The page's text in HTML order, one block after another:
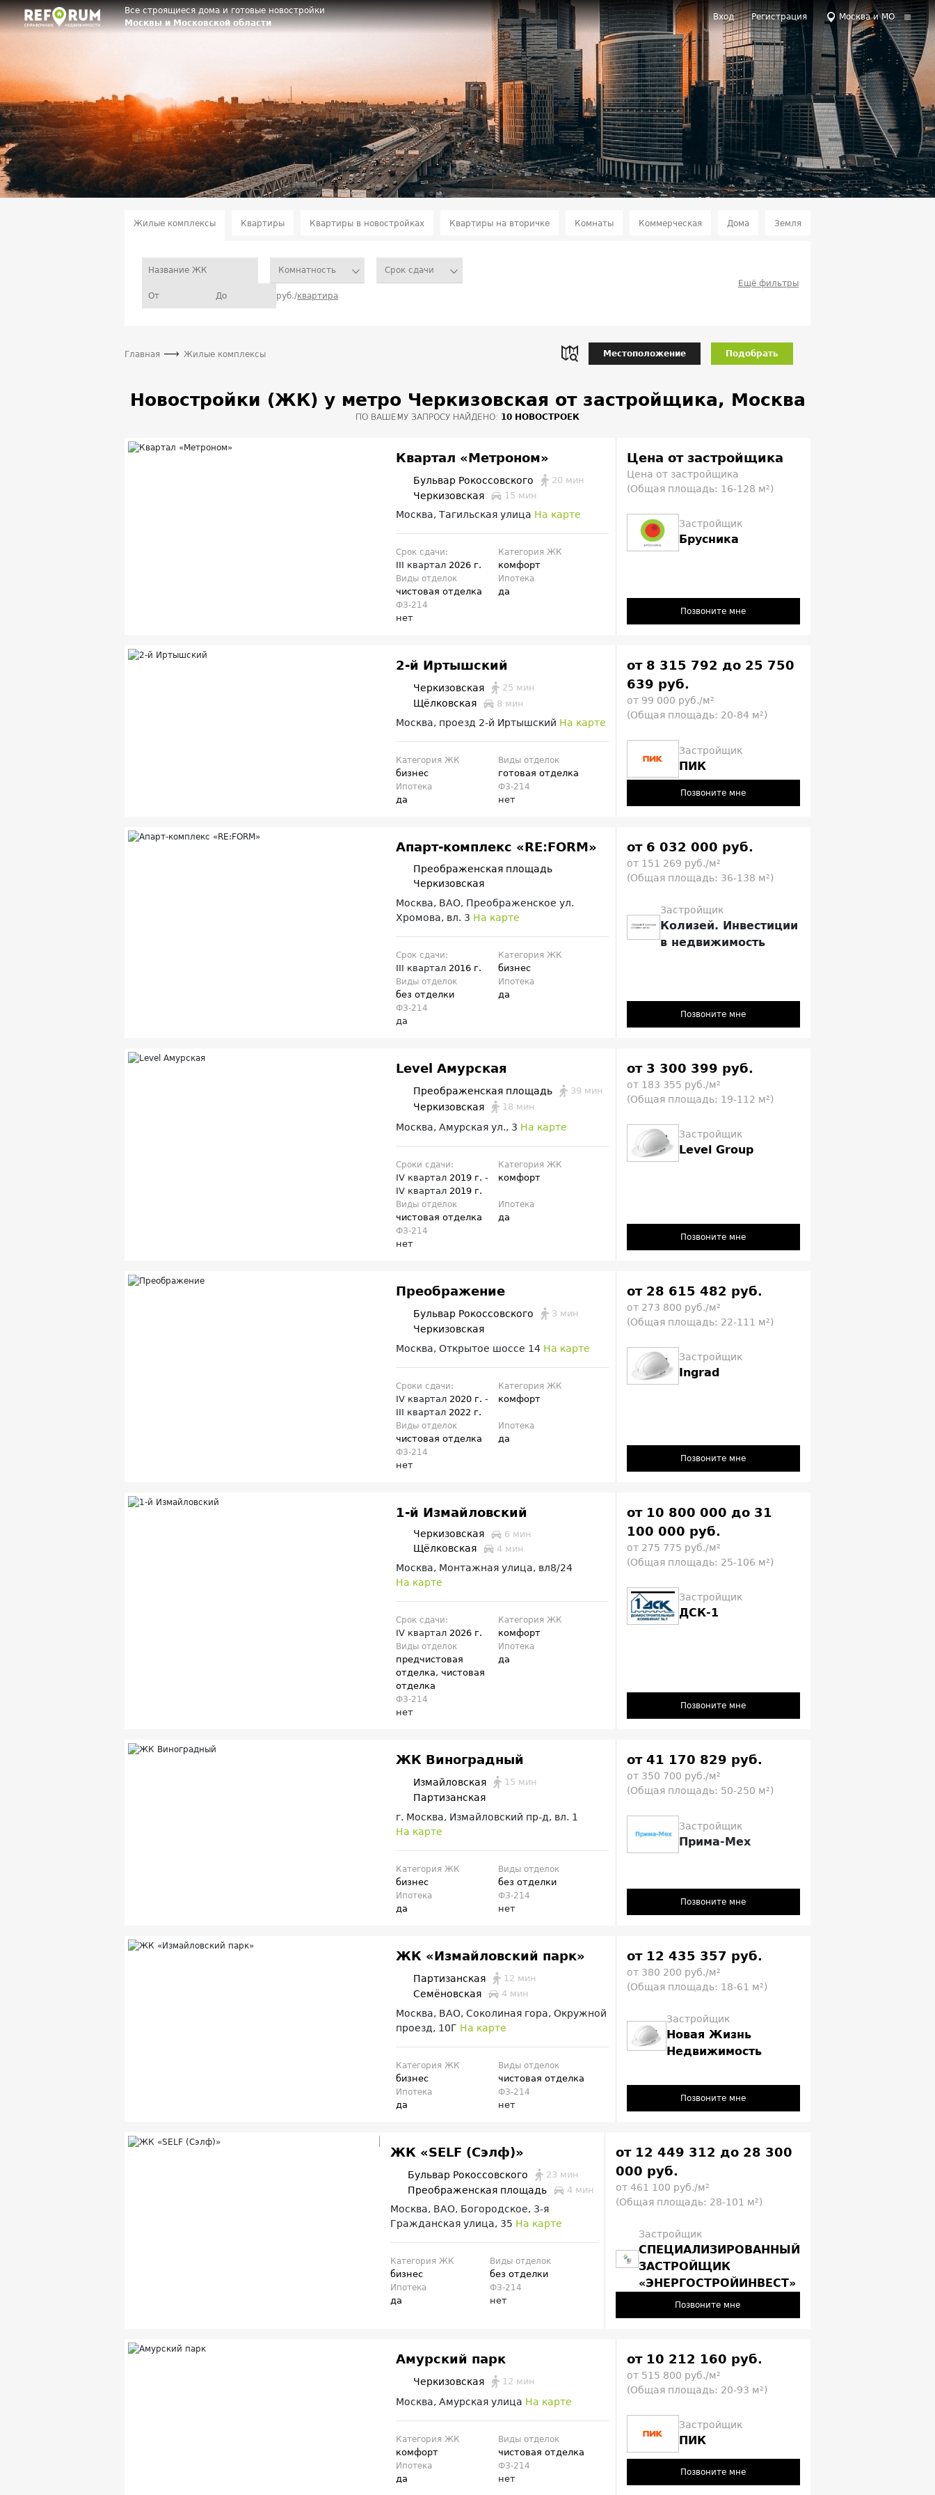
Все строящиеся дома и готовые новостройки
Москвы и Московской области
Вход Регистрация Москва и МО
Жилые комплексы Квартиры Квартиры в новостройках Квартиры на вторичке Комнаты Коммерческая Дома Земля
Комнатность Срок сдачи
руб./квартира
Ещё фильтры
Местоположение Подобрать
Главная Жилые комплексы
Новостройки (ЖК) у метро Черкизовская от застройщика, Москва
ПО ВАШЕМУ ЗАПРОСУ НАЙДЕНО: 10 НОВОСТРОЕК
Квартал «Метроном»
Бульвар Рокоссовского 20 мин
Черкизовская 15 мин
Москва, Тагильская улица На карте
Срок сдачи:
III квартал 2026 г.
Категория ЖК
комфорт
Виды отделок
чистовая отделка
Ипотека
да
ФЗ-214
нет
Цена от застройщика
Цена от застройщика
(Общая площадь: 16-128 м²)
Застройщик
Брусника
Позвоните мне
2-й Иртышский
Черкизовская 25 мин
Щёлковская 8 мин
Москва, проезд 2-й Иртышский На карте
Категория ЖК
бизнес
Виды отделок
готовая отделка
Ипотека
да
ФЗ-214
нет
от 8 315 792 до 25 750
639 руб.
от 99 000 руб./м²
(Общая площадь: 20-84 м²)
Застройщик
ПИК
Позвоните мне
Апарт-комплекс «RE:FORM»
Преображенская площадь
Черкизовская
Москва, ВАО, Преображенское ул.
Хромова, вл. 3 На карте
Срок сдачи:
III квартал 2016 г.
Категория ЖК
бизнес
Виды отделок
без отделки
Ипотека
да
ФЗ-214
да
от 6 032 000 руб.
от 151 269 руб./м²
(Общая площадь: 36-138 м²)
Застройщик
Колизей. Инвестиции
в недвижимость
Позвоните мне
Level Амурская
Преображенская площадь 39 мин
Черкизовская 18 мин
Москва, Амурская ул., 3 На карте
Сроки сдачи:
IV квартал 2019 г.-
IV квартал 2019 г.
Категория ЖК
комфорт
Виды отделок
чистовая отделка
Ипотека
да
ФЗ-214
нет
от 3 300 399 руб.
от 183 355 руб./м²
(Общая площадь: 19-112 м²)
Застройщик
Level Group
Позвоните мне
Преображение
Бульвар Рокоссовского 3 мин
Черкизовская
Москва, Открытое шоссе 14 На карте
Сроки сдачи:
IV квартал 2020 г.-
III квартал 2022 г.
Категория ЖК
комфорт
Виды отделок
чистовая отделка
Ипотека
да
ФЗ-214
нет
от 28 615 482 руб.
от 273 800 руб./м²
(Общая площадь: 22-111 м²)
Застройщик
Ingrad
Позвоните мне
1‑й Измайловский
Черкизовская 6 мин
Щёлковская 4 мин
Москва, Монтажная улица, вл8/24
На карте
Срок сдачи:
IV квартал 2026 г.
Категория ЖК
комфорт
Виды отделок
предчистовая
отделка, чистовая
отделка
Ипотека
да
ФЗ-214
нет
от 10 800 000 до 31
100 000 руб.
от 275 775 руб./м²
(Общая площадь: 25-106 м²)
Застройщик
ДСК-1
Позвоните мне
ЖК Виноградный
Измайловская 15 мин
Партизанская
г. Москва, Измайловский пр-д, вл. 1
На карте
Категория ЖК
бизнес
Виды отделок
без отделки
Ипотека
да
ФЗ-214
нет
от 41 170 829 руб.
от 350 700 руб./м²
(Общая площадь: 50-250 м²)
Застройщик
Прима-Мех
Позвоните мне
ЖК «Измайловский парк»
Партизанская 12 мин
Семёновская 4 мин
Москва, ВАО, Соколиная гора, Окружной
проезд, 10Г На карте
Категория ЖК
бизнес
Виды отделок
чистовая отделка
Ипотека
да
ФЗ-214
нет
от 12 435 357 руб.
от 380 200 руб./м²
(Общая площадь: 18-61 м²)
Застройщик
Новая Жизнь
Недвижимость
Позвоните мне
ЖК «SELF (Сэлф)»
Бульвар Рокоссовского 23 мин
Преображенская площадь 4 мин
Москва, ВАО, Богородское, 3-я
Гражданская улица, 35 На карте
Категория ЖК
бизнес
Виды отделок
без отделки
Ипотека
да
ФЗ-214
нет
от 12 449 312 до 28 300
000 руб.
от 461 100 руб./м²
(Общая площадь: 28-101 м²)
Застройщик
СПЕЦИАЛИЗИРОВАННЫЙ
ЗАСТРОЙЩИК
«ЭНЕРГОСТРОЙИНВЕСТ»
Позвоните мне
Амурский парк
Черкизовская 12 мин
Москва, Амурская улица На карте
Категория ЖК
комфорт
Виды отделок
чистовая отделка
Ипотека
да
ФЗ-214
нет
от 10 212 160 руб.
от 515 800 руб./м²
(Общая площадь: 20-93 м²)
Застройщик
ПИК
Позвоните мне